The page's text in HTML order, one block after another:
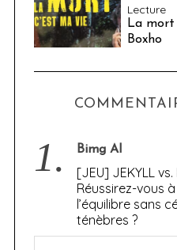
Lecture
La mort
Boxho
1. Bimg AI
[JEU] JEKYLL vs.
Réussirez-vous
l’équilibre sans
ténèbres ?